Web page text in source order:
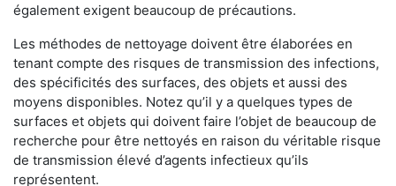
également exigent beaucoup de précautions.
Les méthodes de nettoyage doivent être élaborées en
tenant compte des risques de transmission des infections,
des spécificités des surfaces, des objets et aussi des
moyens disponibles. Notez qu’il y a quelques types de
surfaces et objets qui doivent faire l’objet de beaucoup de
recherche pour être nettoyés en raison du véritable risque
de transmission élevé d’agents infectieux qu’ils
représentent.